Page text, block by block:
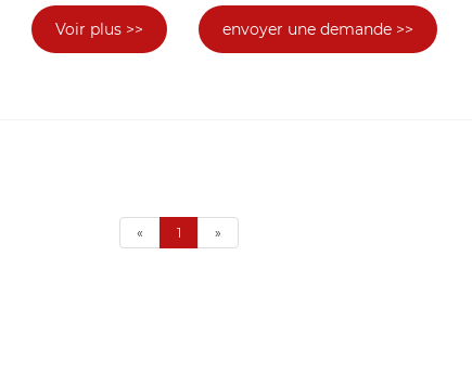
Voir plus >> envoyer une demande >>
« 1 »